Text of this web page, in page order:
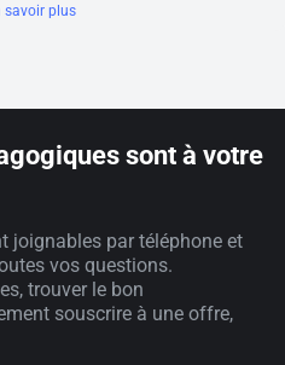
savoir plus
sont à votre
joignables par téléphone et
vos questions.
trouver le bon
souscrire à une offre,